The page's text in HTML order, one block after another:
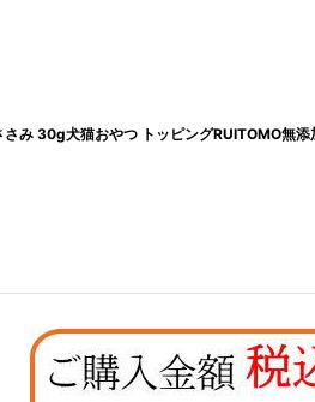
み 30g犬猫おやつ トッピングRUITOMO無